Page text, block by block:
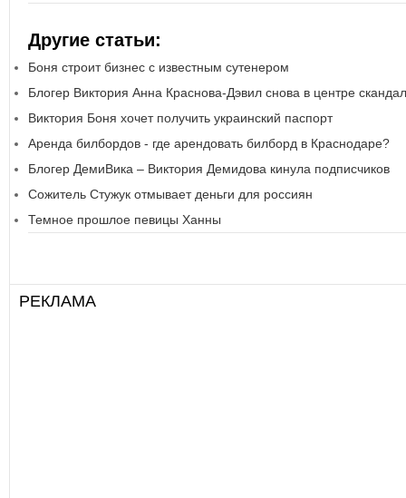
Другие статьи:
Боня строит бизнес с известным сутенером
Блогер Виктория Анна Краснова-Дэвил снова в центре
Виктория Боня хочет получить украинский паспорт
Аренда билбордов - где арендовать билборд в Краснодаре?
Блогер ДемиВика – Виктория Демидова кинула подписчиков
Сожитель Стужук отмывает деньги для россиян
Темное прошлое певицы Ханны
РЕКЛАМА